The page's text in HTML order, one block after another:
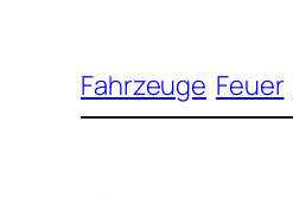
Fahrzeuge Feuer